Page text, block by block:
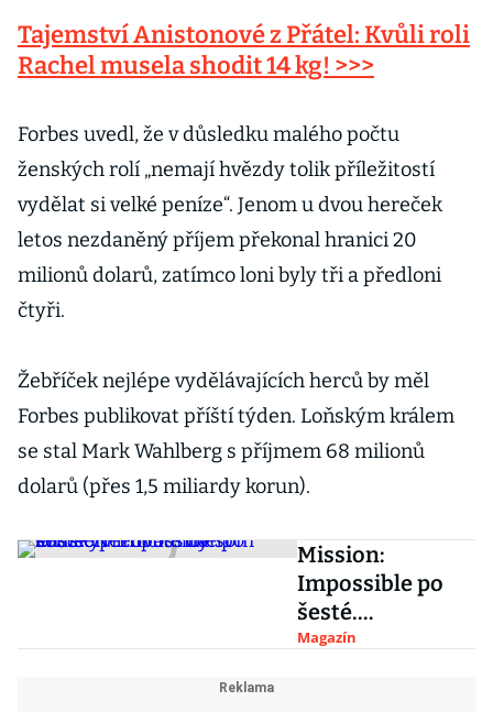
Tajemství Anistonové z Přátel: Kvůli roli
Rachel musela shodit 14 kg! >>>
Forbes uvedl, že v důsledku malého počtu
ženských rolí „nemají hvězdy tolik příležitostí
vydělat si velké peníze“. Jenom u dvou hereček
letos nezdaněný příjem překonal hranici 20
milionů dolarů, zatímco loni byly tři a předloni
čtyři.
Žebříček nejlépe vydělávajících herců by měl
Forbes publikovat příští týden. Loňským králem
se stal Mark Wahlberg s příjmem 68 milionů
dolarů (přes 1,5 miliardy korun).
Mission:
Impossible po
šesté.
Nezničitelný
Magazín